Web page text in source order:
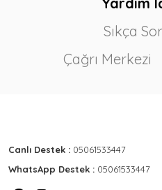
Sıkça
Çağrı Merkezi
Canlı Destek : 05061533447
WhatsApp Destek : 05061533447